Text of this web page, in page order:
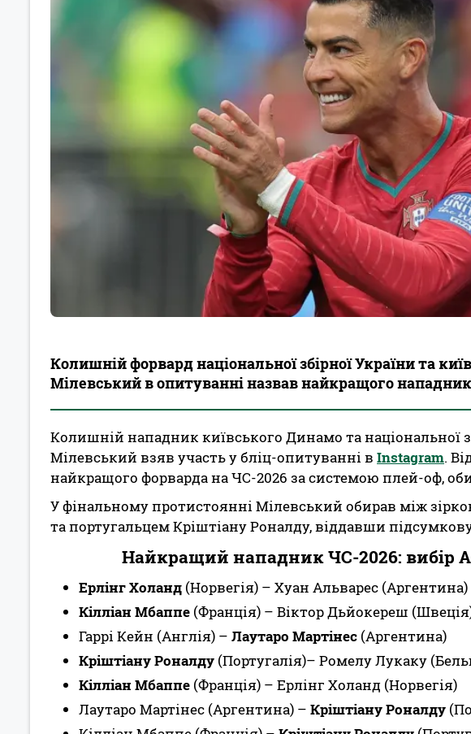
Колишній форвард національної збірної України та
Мілевський в опитуванні назвав найкращого
Колишній нападник київського Динамо та національної
Мілевський взяв участь у бліц-опитуванні в Instagram.
найкращого форварда на ЧС-2026 за системою плей-оф,
У фінальному протистоянні Мілевський обирав між
та португальцем Кріштіану Роналду, віддавши
Найкращий нападник ЧС-2026: вибір
Ерлінг Холанд (Норвегія) – Хуан Альварес (Аргентина)
Кілліан Мбаппе (Франція) – Віктор Дьйокереш
Гаррі Кейн (Англія) – Лаутаро Мартінес (Аргентина)
Кріштіану Роналду (Португалія)– Ромелу Лукаку
Кілліан Мбаппе (Франція) – Ерлінг Холанд (Норвегія)
Лаутаро Мартінес (Аргентина) – Кріштіану Роналду